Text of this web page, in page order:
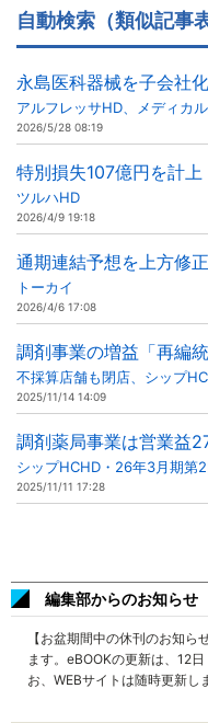
自動検索（類似記事
永島医科器械を子会社化
アルフレッサHD、メディカ
2026/5/28 08:19
特別損失107億円を計上
ツルハHD
2026/4/9 19:18
通期連結予想を上方修正
トーカイ
2026/4/6 17:08
調剤事業の増益「再編
不採算店舗も閉店、シップ
2025/11/14 14:09
調剤薬局事業は営業益
シップHCHD・26年3月期第
2025/11/11 17:28
編集部からのお知らせ
【お盆期間中の休刊のお知
ます。eBOOKの更新は、12
お、WEBサイトは随時更新し